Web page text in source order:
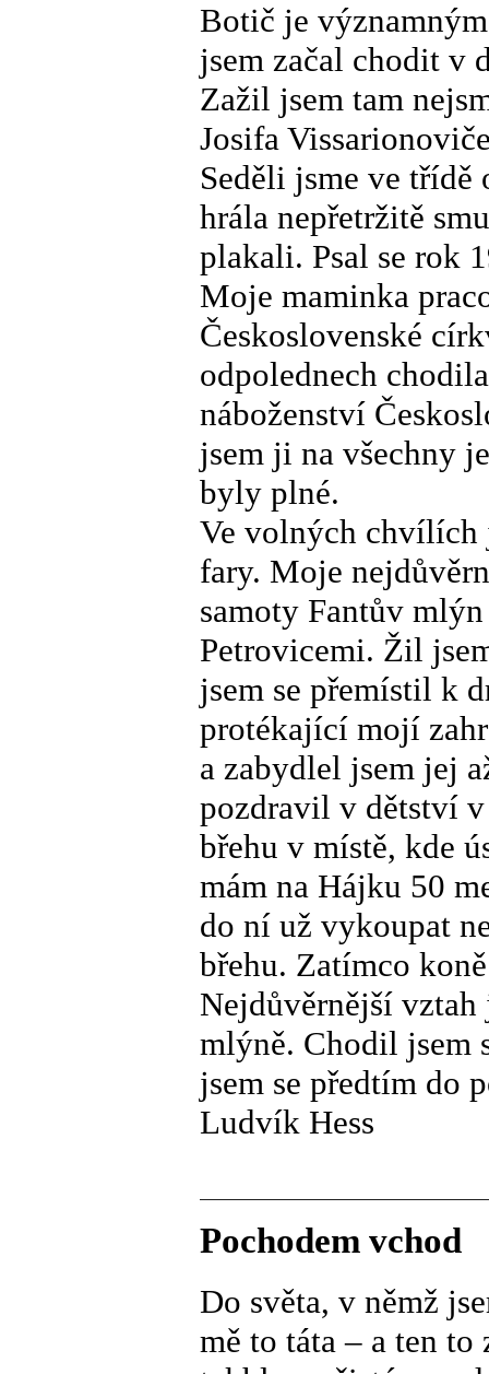
Botič je
jsem začal chodit v
Zažil jsem tam
Josifa
Seděli jsme ve třídě
hrála nepřetržitě
plakali. Psal se rok
Moje maminka
Československé
odpolednech
náboženství
jsem ji na všechny
byly plné.
Ve volných chvílích
fary. Moje
samoty Fantův
Petrovicemi. Žil
jsem se přemístil k
protékající mojí
a zabydlel jsem jej
pozdravil v dětství
břehu v místě, kde
mám na Hájku 50
do ní už vykoupat
břehu. Zatímco
Nejdůvěrnější vztah
mlýně. Chodil jsem
jsem se předtím do
Ludvík Hess
Pochodem vchod
Do světa, v němž
mě to táta – a ten